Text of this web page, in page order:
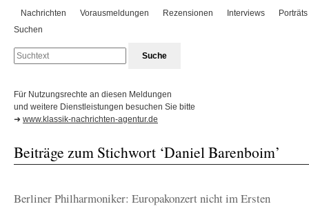
Nachrichten Vorausmeldungen Rezensionen Interviews
Porträts
Suchen
Für Nutzungsrechte an diesen Meldungen
und weitere Dienstleistungen besuchen Sie bitte
➜ www.klassik-nachrichten-agentur.de
Beiträge zum Stichwort ‘Daniel Barenboim’
Berliner Philharmoniker: Europakonzert nicht im Ersten